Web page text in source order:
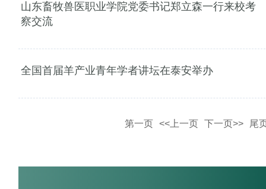
山东畜牧兽医职业学院党委书记郑立森一行来校考
察交流
全国首届羊产业青年学者讲坛在泰安举办
第一页 <<上一页 下一页>> 尾